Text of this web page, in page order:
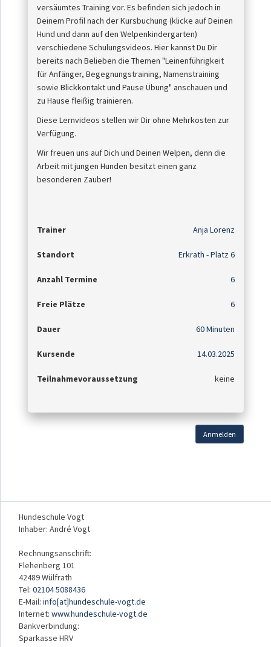
versäumtes Training vor. Es befinden sich jedoch in
Deinem Profil nach der Kursbuchung (klicke auf Deinen
Hund und dann auf den Welpenkindergarten)
verschiedene Schulungsvideos. Hier kannst Du Dir
bereits nach Belieben die Themen "Leinenführigkeit
für Anfänger, Begegnungstraining, Namenstraining
sowie Blickkontakt und Pause Übung" anschauen und
zu Hause fleißig trainieren.
Diese Lernvideos stellen wir Dir ohne Mehrkosten zur
Verfügung.
Wir freuen uns auf Dich und Deinen Welpen, denn die
Arbeit mit jungen Hunden besitzt einen ganz
besonderen Zauber!
Trainer Anja Lorenz
Standort Erkrath - Platz 6
Anzahl Termine 6
Freie Plätze 6
Dauer 60 Minuten
Kursende 14.03.2025
Teilnahmevoraussetzung keine
Anmelden
Hundeschule Vogt
Inhaber: André Vogt
Rechnungsanschrift:
Flehenberg 101
42489 Wülfrath
Tel: 02104 5088436
E-Mail: info[at]hundeschule-vogt.de
Internet: www.hundeschule-vogt.de
Bankverbindung:
Sparkasse HRV